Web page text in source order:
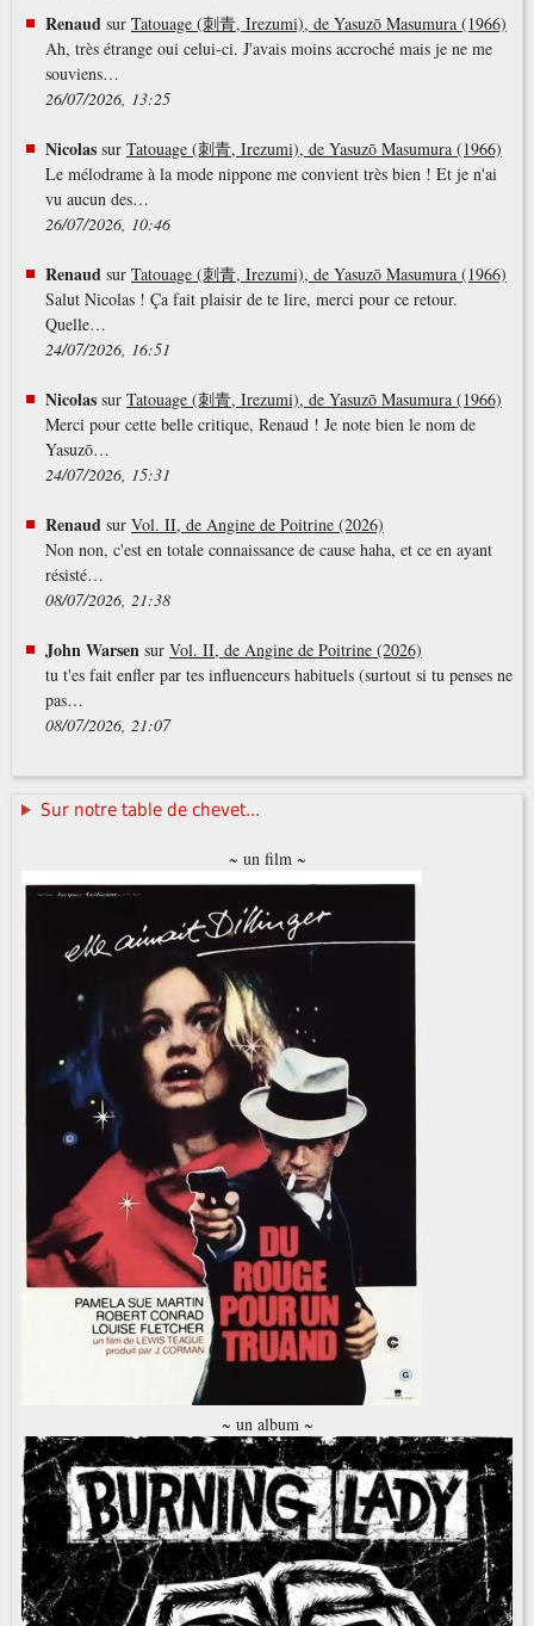
Renaudsur Tatouage (刺青, Irezumi), de Yasuzō Masumura (1966)
Ah, très étrange oui celui-ci. J'avais moins accroché mais je ne me
souviens…
26/07/2026, 13:25
Nicolassur Tatouage (刺青, Irezumi), de Yasuzō Masumura (1966)
Le mélodrame à la mode nippone me convient très bien ! Et je n'ai
vu aucun des…
26/07/2026, 10:46
Renaudsur Tatouage (刺青, Irezumi), de Yasuzō Masumura (1966)
Salut Nicolas ! Ça fait plaisir de te lire, merci pour ce retour.
Quelle…
24/07/2026, 16:51
Nicolassur Tatouage (刺青, Irezumi), de Yasuzō Masumura (1966)
Merci pour cette belle critique, Renaud ! Je note bien le nom de
Yasuzō…
24/07/2026, 15:31
Renaudsur Vol. II, de Angine de Poitrine (2026)
Non non, c'est en totale connaissance de cause haha, et ce en ayant
résisté…
08/07/2026, 21:38
John Warsensur Vol. II, de Angine de Poitrine (2026)
tu t'es fait enfler par tes influenceurs habituels (surtout si tu penses ne
pas…
08/07/2026, 21:07
Sur notre table de chevet...
~ un film ~
~ un album ~